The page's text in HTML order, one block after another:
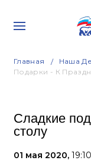
Главная Наша
Подарки - К
Сладкие
столу
01 мая 2020, 19:10